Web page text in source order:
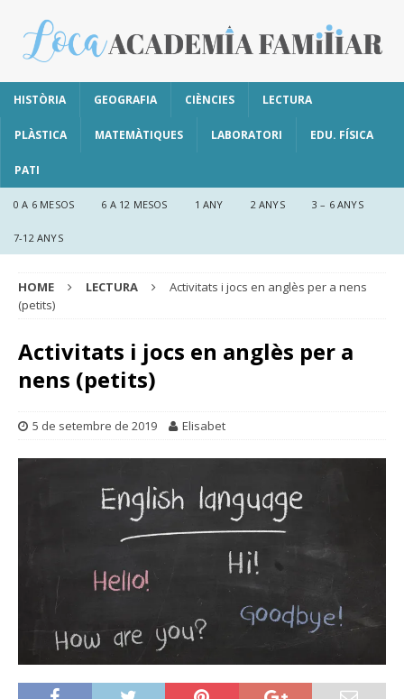
HISTÒRIA GEOGRAFIA CIÈNCIES LECTURA
PLÀSTICA MATEMÀTIQUES LABORATORI EDU. FÍSICA
PATI
0 A 6 MESOS 6 A 12 MESOS 1 ANY 2 ANYS 3 – 6 ANYS
7-12 ANYS
HOME LECTURA
Activitats i jocs en anglès per a nens
(petits)
Activitats i jocs en anglès per a
nens (petits)
5 de setembre de 2019 Elisabet